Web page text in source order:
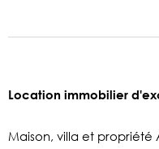
Location immobilier
Maison, villa et propriété